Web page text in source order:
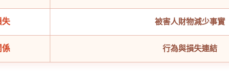
失 被害人財物減少事實
係 行為與損失連結